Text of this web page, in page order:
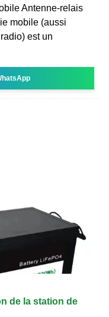
Antenne-relais
mobile (aussi
est un
de la station de